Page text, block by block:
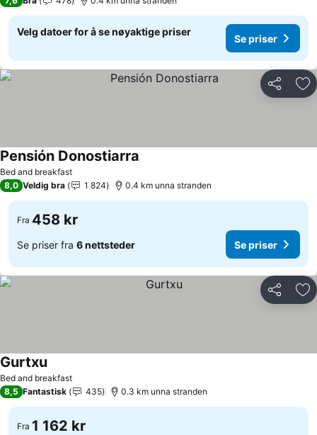
Velg datoer for å se nøyaktige priser
Se priser
Del
Bed and breakfast
Pensión Donostiarra
8,0 Veldig bra 1 824 0.4 km unna stranden
Fra 458 kr
Se priser fra 6 nettsteder Se priser
Del
Bed and breakfast
GurtxuSe priser
8,5 Fantastisk 435 0.3 km unna stranden
Fra 1 162 kr